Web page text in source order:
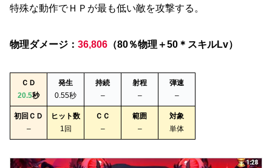
特殊な動作でＨＰが最も低い敵を攻撃する。
物理ダメージ： 36,806 （80％物理＋50＊スキルLv）
ＣＤ
20.5秒
発生
0.55秒
持続
–
射程
–
弾速
–
初回ＣＤ
–
ヒット数
1回
ＣＣ
–
範囲
–
対象
単体